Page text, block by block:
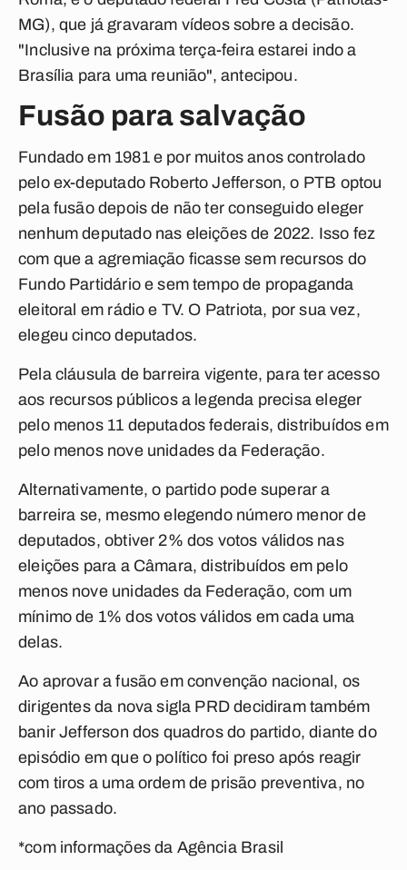
MG), que já gravaram vídeos sobre a decisão.
"Inclusive na próxima terça-feira estarei indo a
Brasília para uma reunião", antecipou.
Fusão para salvação
Fundado em 1981 e por muitos anos controlado
pelo ex-deputado Roberto Jefferson, o PTB optou
pela fusão depois de não ter conseguido eleger
nenhum deputado nas eleições de 2022. Isso fez
com que a agremiação ficasse sem recursos do
Fundo Partidário e sem tempo de propaganda
eleitoral em rádio e TV. O Patriota, por sua vez,
elegeu cinco deputados.
Pela cláusula de barreira vigente, para ter acesso
aos recursos públicos a legenda precisa eleger
pelo menos 11 deputados federais, distribuídos em
pelo menos nove unidades da Federação.
Alternativamente, o partido pode superar a
barreira se, mesmo elegendo número menor de
deputados, obtiver 2% dos votos válidos nas
eleições para a Câmara, distribuídos em pelo
menos nove unidades da Federação, com um
mínimo de 1% dos votos válidos em cada uma
delas.
Ao aprovar a fusão em convenção nacional, os
dirigentes da nova sigla PRD decidiram também
banir Jefferson dos quadros do partido, diante do
episódio em que o político foi preso após reagir
com tiros a uma ordem de prisão preventiva, no
ano passado.
*com informações da Agência Brasil